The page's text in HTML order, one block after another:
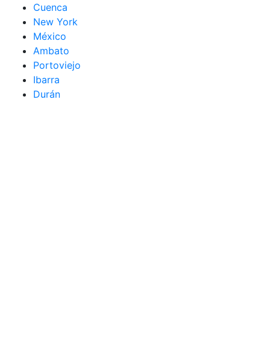
Cuenca
New York
México
Ambato
Portoviejo
Ibarra
Durán